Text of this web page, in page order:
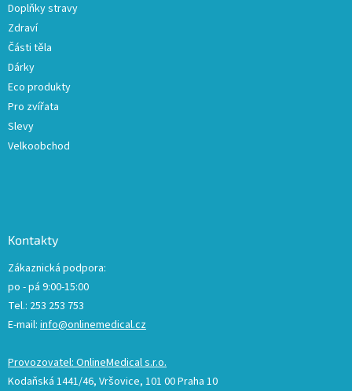
Doplňky stravy
Zdraví
Části těla
Dárky
Eco produkty
Pro zvířata
Slevy
Velkoobchod
Kontakty
Zákaznická podpora:
po - pá 9:00-15:00
Tel.: 253 253 753
E-mail: info@onlinemedical.cz
Provozovatel: OnlineMedical s.r.o.
Kodaňská 1441/46, Vršovice, 101 00 Praha 10